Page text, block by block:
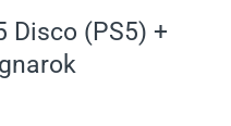
Disco (PS5) +